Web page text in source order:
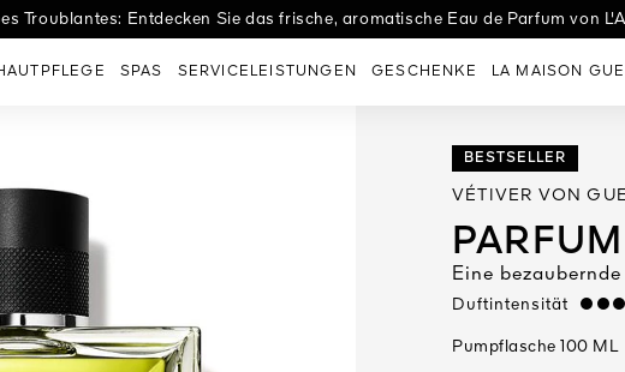
Les Eaux: Entdecken Sie Eau de Tulle, den perfekten Duft zur
Troublantes: Entdecken Sie das frische, aromatische Eau de Parfum von
SPAS SERVICELEISTUNGEN GESCHENKE LA MAISON
BESTSELLER
VÉTIVER VON
PARFUM
Eine
Duftintensität strong
Pumpflasche 100 ML